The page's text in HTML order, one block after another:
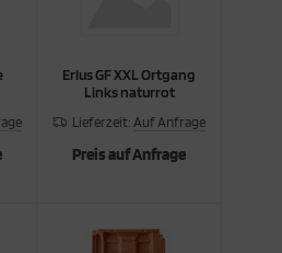
Erlus GF XXL Ortgang
Links naturrot
Lieferzeit: Auf Anfrage
Preis auf Anfrage